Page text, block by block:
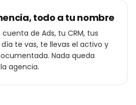
todo a tu nombre
de Ads, tu CRM, tus
día te vas, te llevas el activo y
Nada queda
agencia.